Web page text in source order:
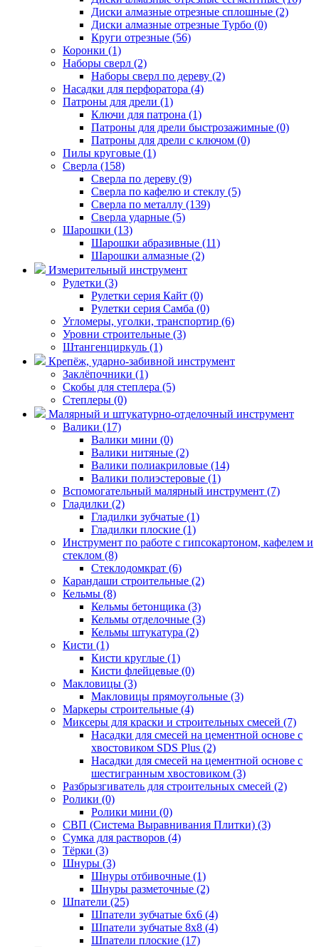
Диски алмазные отрезные сплошные (2)
Диски алмазные отрезные Турбо (0)
Круги отрезные (56)
Коронки (1)
Наборы сверл (2)
Наборы сверл по дереву (2)
Насадки для перфоратора (4)
Патроны для дрели (1)
Ключи для патрона (1)
Патроны для дрели быстрозажимные (0)
Патроны для дрели с ключом (0)
Пилы круговые (1)
Сверла (158)
Сверла по дереву (9)
Сверла по кафелю и стеклу (5)
Сверла по металлу (139)
Сверла ударные (5)
Шарошки (13)
Шарошки абразивные (11)
Шарошки алмазные (2)
Измерительный инструмент
Рулетки (3)
Рулетки серия Кайт (0)
Рулетки серия Самба (0)
Угломеры, уголки, транспортир (6)
Уровни строительные (3)
Штангенциркуль (1)
Крепёж, ударно-забивной инструмент
Заклёпочники (1)
Скобы для степлера (5)
Степлеры (0)
Малярный и штукатурно-отделочный инструмент
Валики (17)
Валики мини (0)
Валики нитяные (2)
Валики полиакриловые (14)
Валики полиэстеровые (1)
Вспомогательный малярный инструмент (7)
Гладилки (2)
Гладилки зубчатые (1)
Гладилки плоские (1)
Инструмент по работе с гипсокартоном, кафелем и
стеклом (8)
Стеклодомкрат (6)
Карандаши строительные (2)
Кельмы (8)
Кельмы бетонщика (3)
Кельмы отделочные (3)
Кельмы штукатура (2)
Кисти (1)
Кисти круглые (1)
Кисти флейцевые (0)
Макловицы (3)
Макловицы прямоугольные (3)
Маркеры строительные (4)
Миксеры для краски и строительных смесей (7)
Насадки для смесей на цементной основе с
хвостовиком SDS Plus (2)
Насадки для смесей на цементной основе с
шестигранным хвостовиком (3)
Разбрызгиватель для строительных смесей (2)
Ролики (0)
Ролики мини (0)
СВП (Система Выравнивания Плитки) (3)
Сумка для растворов (4)
Тёрки (3)
Шнуры (3)
Шнуры отбивочные (1)
Шнуры разметочные (2)
Шпатели (25)
Шпатели зубчатые 6х6 (4)
Шпатели зубчатые 8х8 (4)
Шпатели плоские (17)